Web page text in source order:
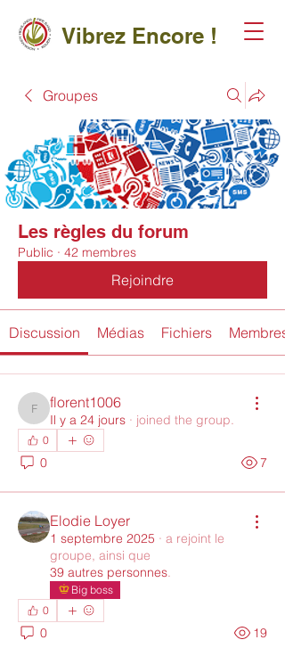
Vibrez Encore !
Groupes
Les règles du forum
Public · 42 membres
Rejoindre
Discussion Médias Fichiers Membres
florent1006
florent1006
Il y a 24 jours · joined the group.
0
0 7
Elodie Loyer
1 septembre 2025 · a rejoint le
groupe, ainsi que
39 autres personnes.
Big boss
0
0 19